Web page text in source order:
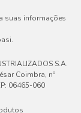
suas informações
S.A.
Coimbra, nº
06465-060